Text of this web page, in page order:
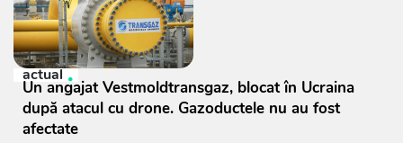
actual
Un angajat Vestmoldtransgaz, blocat în Ucraina
după atacul cu drone. Gazoductele nu au fost
afectate